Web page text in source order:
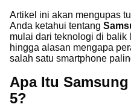
Artikel ini akan mengupas
Anda ketahui tentang
mulai dari teknologi di balik
hingga alasan mengapa
salah satu smartphone
Apa Itu
5?